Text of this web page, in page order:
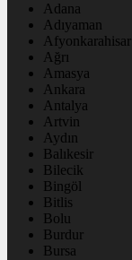
Adana
Adıyaman
Afyonkarahisar
Ağrı
Amasya
Ankara
Antalya
Artvin
Aydın
Balıkesir
Bilecik
Bingöl
Bitlis
Bolu
Burdur
Bursa